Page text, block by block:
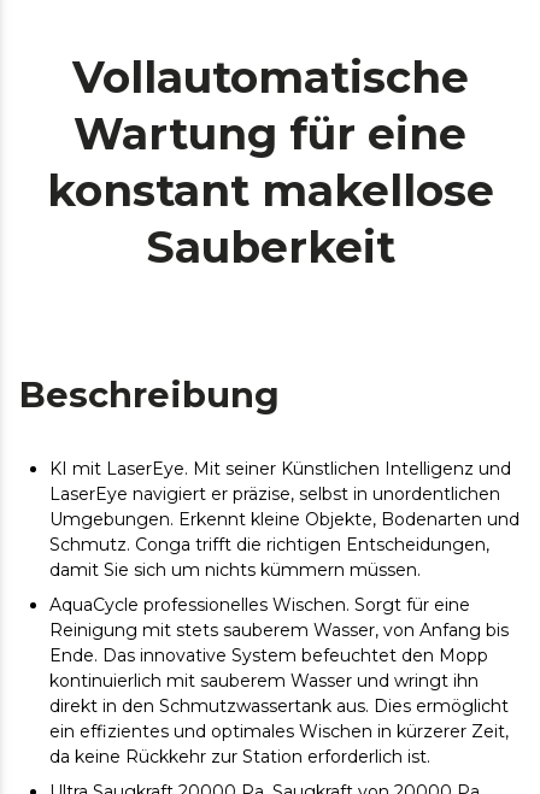
Vollautomatische
Wartung für eine
konstant makellose
Sauberkeit
Beschreibung
KI mit LaserEye. Mit seiner Künstlichen Intelligenz und
LaserEye navigiert er präzise, selbst in unordentlichen
Umgebungen. Erkennt kleine Objekte, Bodenarten und
Schmutz. Conga trifft die richtigen Entscheidungen,
damit Sie sich um nichts kümmern müssen.
AquaCycle professionelles Wischen. Sorgt für eine
Reinigung mit stets sauberem Wasser, von Anfang bis
Ende. Das innovative System befeuchtet den Mopp
kontinuierlich mit sauberem Wasser und wringt ihn
direkt in den Schmutzwassertank aus. Dies ermöglicht
ein effizientes und optimales Wischen in kürzerer Zeit,
da keine Rückkehr zur Station erforderlich ist.